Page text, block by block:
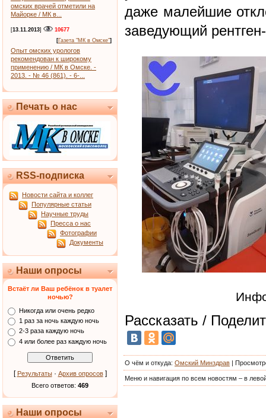
омских врачей отметили на
Майорке / МК в...
[13.11.2013]
10677
[Газета "МК в Омске"]
Опыт омских урологов
рекомендован к широкому
применению / МК в Омске. -
2013. - № 46 (861). - 6-...
Печать о нас
RSS-подписка
Новости сайта и коллег
Популярные статьи
Научные труды
Пресса о нас
Фотографии
Документы
Наши опросы
Встаёт ли Ваш ребёнок в туалет
ночью?
Никогда или очень редко
1 раз за ночь каждую ночь
2-3 раза каждую ночь
4 или более раз каждую ночь
[ Результаты· Архив опросов]
Всего ответов: 469
Наши опросы
даже малейшие
заведующий
Рассказать /
О чём и откуда: Омский Минздрав |
Меню и навигация по всем новостям – в